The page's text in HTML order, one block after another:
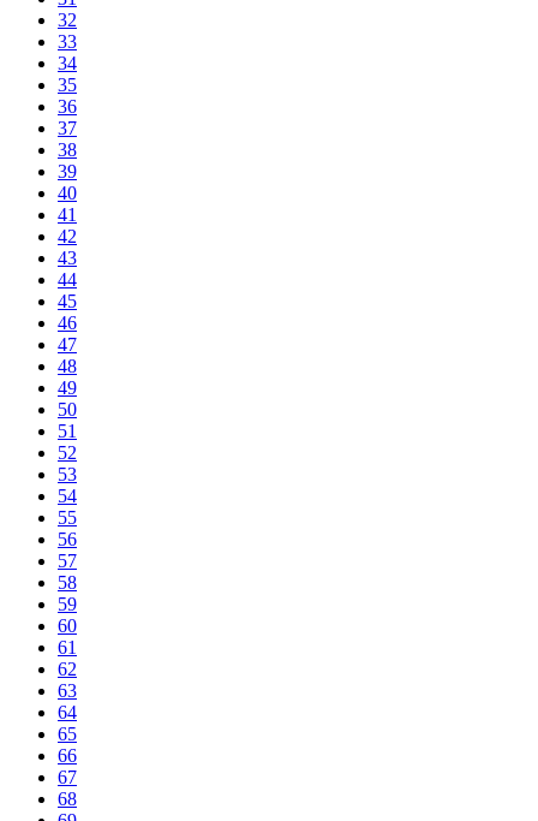
32
33
34
35
36
37
38
39
40
41
42
43
44
45
46
47
48
49
50
51
52
53
54
55
56
57
58
59
60
61
62
63
64
65
66
67
68